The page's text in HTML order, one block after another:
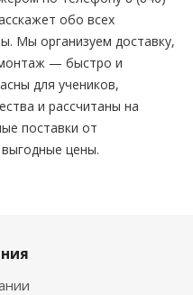
обо всех
Мы организуем доставку,
— быстро и
для учеников,
и рассчитаны на
поставки от
цены.